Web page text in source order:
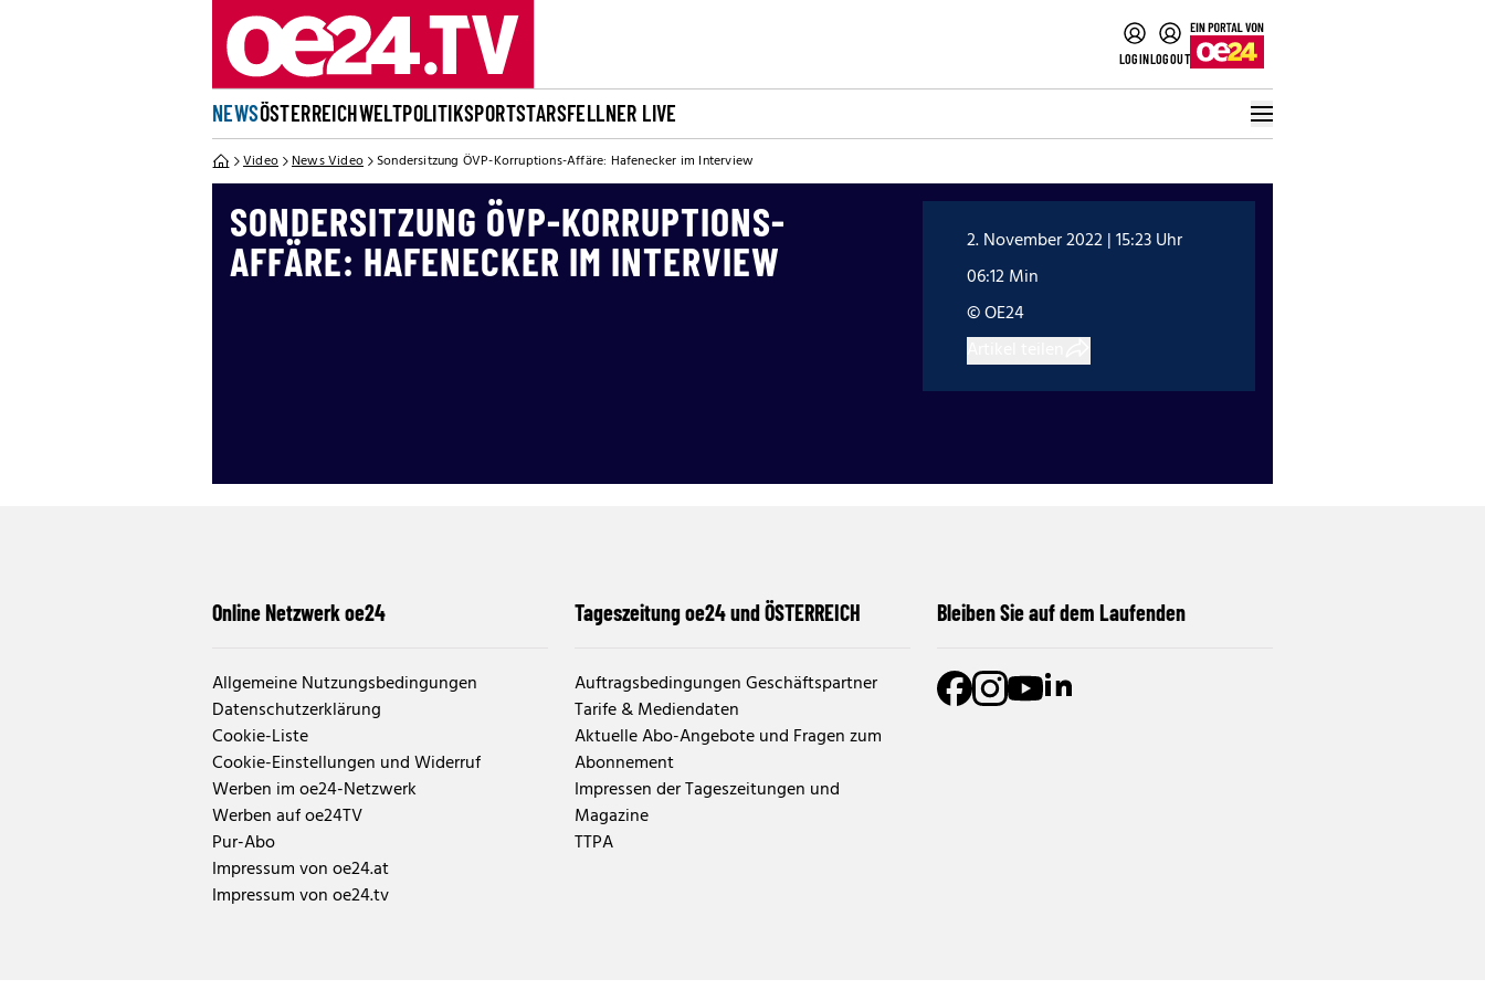
LOGINLOGOUT
NEWSÖSTERREICHWELTPOLITIKSPORTSTARSFELLNER LIVE
Video News Video Sondersitzung ÖVP-Korruptions-Affäre: Hafenecker im Interview
SONDERSITZUNG ÖVP-KORRUPTIONS-
AFFÄRE: HAFENECKER IM INTERVIEW
2. November 2022 | 15:23 Uhr
06:12 Min
© OE24
Online Netzwerk oe24
Allgemeine Nutzungsbedingungen
Datenschutzerklärung
Cookie-Liste
Cookie-Einstellungen und Widerruf
Werben im oe24-Netzwerk
Werben auf oe24TV
Pur-Abo
Impressum von oe24.at
Impressum von oe24.tv
Tageszeitung oe24 und ÖSTERREICH
Auftragsbedingungen Geschäftspartner
Tarife & Mediendaten
Aktuelle Abo-Angebote und Fragen zum
Abonnement
Impressen der Tageszeitungen und
Magazine
TTPA
Bleiben Sie auf dem Laufenden